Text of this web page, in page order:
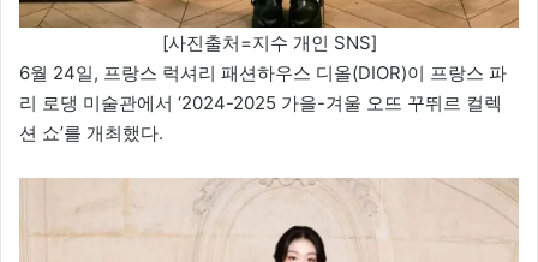
[사진출처=지수 개인 SNS]
6월 24일, 프랑스 럭셔리 패션하우스 디올(DIOR)이 프랑스 파
리 로댕 미술관에서 ‘2024-2025 가을-겨울 오뜨 꾸뛰르 컬렉
션 쇼’를 개최했다.